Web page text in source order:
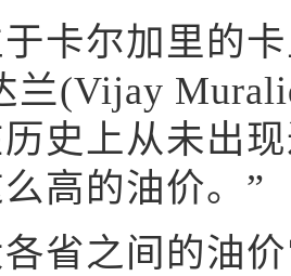
尔加里的卡
兰(Vijay
史上从未出
高的油价。”
之间的油价